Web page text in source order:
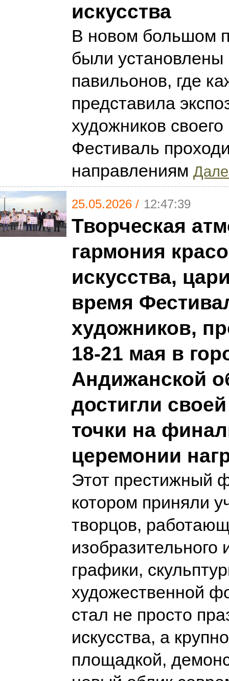
искусства
В новом большом
были установлены
павильонов, где
представила
художников своего
Фестиваль
направлениям
25.05.2026 / 12:47:39
Творческая
гармония
искусства,
время
художников,
18-21 мая в
Андижанской
достигли
точки на
церемонии
Этот престижный
котором приняли
творцов,
изобразительного
графики,
художественной
стал не просто
искусства, а
площадкой,